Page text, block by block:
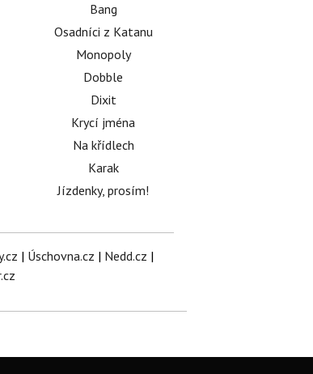
Bang
Osadníci z Katanu
Monopoly
Dobble
Dixit
Krycí jména
Na křídlech
Karak
Jízdenky, prosím!
| Úschovna.cz | Nedd.cz |